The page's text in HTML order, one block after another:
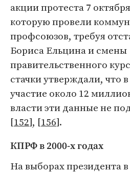
акции протеста 7
которую провели
профсоюзов, требуя
Бориса Ельцина и смены
правительственного
стачки утверждали, что
участие около 12
власти эти данные не
[152], [156].
КПРФ в 2000-х годах
На выборах президента